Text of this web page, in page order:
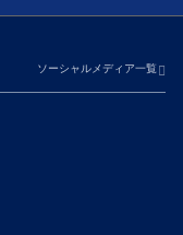
ソーシャルメディア一覧